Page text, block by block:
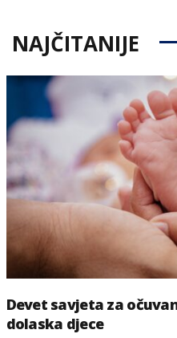
NAJČITANIJE
Devet savjeta za
dolaska djece